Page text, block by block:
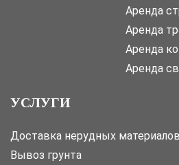
Аренда
Аренда
Аренда
Аренда
УСЛУГИ
Доставка нерудных материалов
Вывоз грунта